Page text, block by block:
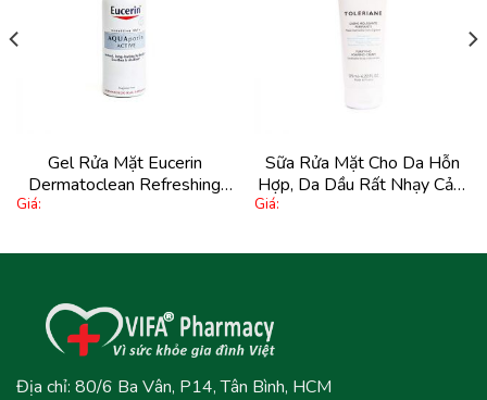
Gel Rửa Mặt Eucerin
Dermatoclean Refreshing
Giá:
Sữa Rửa Mặt Cho Da Hỗn
Hợp, Da Dầu Rất Nhạy Cảm
La Roche-Posay Toleriane
Giá:
Địa chỉ: 80/6 Ba Vân, P14, Tân Bình, HCM